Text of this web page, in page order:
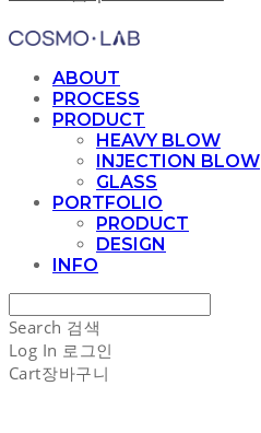
ABOUT
PROCESS
PRODUCT
HEAVY BLOW
INJECTION BLOW
GLASS
PORTFOLIO
PRODUCT
DESIGN
INFO
Search 검색
Log In 로그인
Cart장바구니